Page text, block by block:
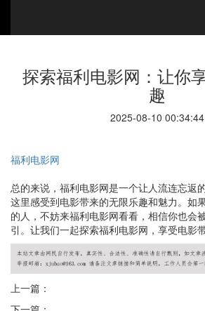
探索福利电影网：让你
趣
2025-08-10 00:34:44
福利电影网
总的来说，福利电影网是一个让人流连忘返
这里感受到电影带来的无限乐趣和魅力。如
的人，不妨来福利电影网看看，相信你也会
引。让我们一起探索福利电影网，享受电影
上一篇：